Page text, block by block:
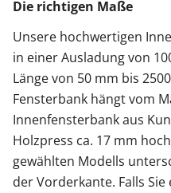
Die richtigen Maße
Unsere hochwertigen
in einer Ausladung von
Länge von 50 mm bis
Fensterbank hängt vom
Innenfensterbank aus
Holzpress ca. 17 mm
gewählten Modells
der Vorderkante. Falls